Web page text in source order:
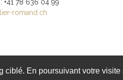
+41 78 636 04 99
romand.ch
En poursuivant votre